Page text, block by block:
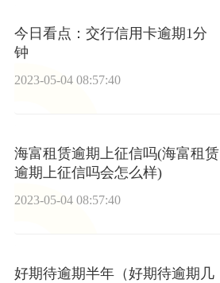
今日看点：交行信用卡逾期1分
钟
2023-05-04 08:57:40
海富租赁逾期上征信吗(海富租赁
逾期上征信吗会怎么样)
2023-05-04 08:57:40
好期待逾期半年（好期待逾期几